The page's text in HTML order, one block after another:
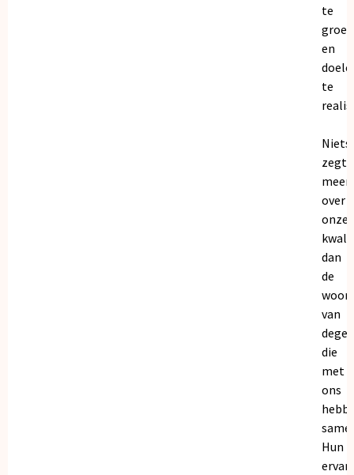
te
en
te
Niets
zegt
meer
over
onze
dan
de
van
die
met
ons
Hun